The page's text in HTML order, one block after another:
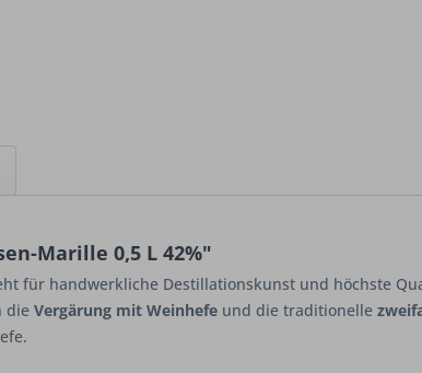
Marille 0,5 L 42%"
für handwerkliche Destillationskunst und höchste
die Vergärung mit Weinhefe und die traditionelle